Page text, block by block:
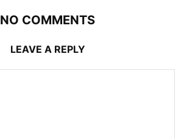
NO COMMENTS
LEAVE A REPLY